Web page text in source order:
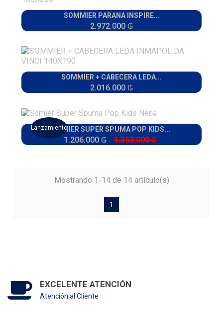
SOMMIER PARANA INSPIRE...
2.972.000 ₲
SOMMIER + CABECERA LEDA...
2.016.000 ₲
SOMIER SUPER SPUMA POP KIDS...
1.206.000 ₲ 1.353.000 ₲
Lanzamiento
Mostrando 1-14 de 14 artículo(s)
1
EXCELENTE ATENCIÓN
Atención al Cliente